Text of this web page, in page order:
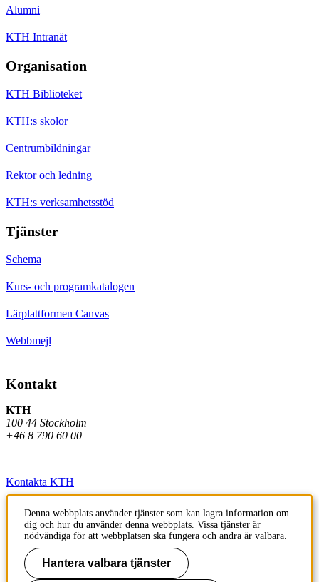
Alumni
KTH Intranät
Organisation
KTH Biblioteket
KTH:s skolor
Centrumbildningar
Rektor och ledning
KTH:s verksamhetsstöd
Tjänster
Schema
Kurs- och programkatalogen
Lärplattformen Canvas
Webbmejl
Kontakt
KTH
100 44 Stockholm
+46 8 790 60 00
Kontakta KTH
Jobba på KTH
Press och media
Faktura och betalning KTH
Denna webbplats använder tjänster som kan lagra information om
dig och hur du använder denna webbplats. Vissa tjänster är
nödvändiga för att webbplatsen ska fungera och andra är valbara.
Hantera valbara tjänster